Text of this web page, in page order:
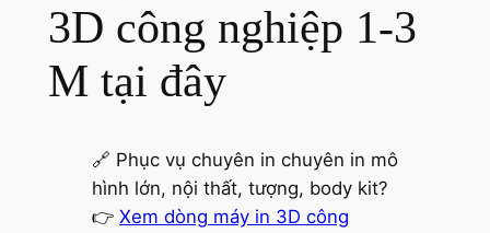
3D công nghiệp 1-3
M tại đây
🔗 Phục vụ chuyên in chuyên in mô
hình lớn, nội thất, tượng, body kit?
👉 Xem dòng máy in 3D công